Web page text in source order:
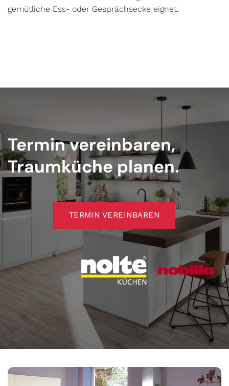
gemütliche Ess- oder Gesprächsecke eignet.
Termin vereinbaren,
Traumküche planen.
TERMIN VEREINBAREN